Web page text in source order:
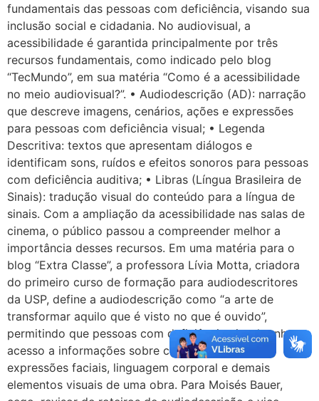
fundamentais das pessoas com deficiência, visando sua
inclusão social e cidadania. No audiovisual, a
acessibilidade é garantida principalmente por três
recursos fundamentais, como indicado pelo blog
“TecMundo”, em sua matéria “Como é a acessibilidade
no meio audiovisual?”. • Audiodescrição (AD): narração
que descreve imagens, cenários, ações e expressões
para pessoas com deficiência visual; • Legenda
Descritiva: textos que apresentam diálogos e
identificam sons, ruídos e efeitos sonoros para pessoas
com deficiência auditiva; • Libras (Língua Brasileira de
Sinais): tradução visual do conteúdo para a língua de
sinais. Com a ampliação da acessibilidade nas salas de
cinema, o público passou a compreender melhor a
importância desses recursos. Em uma matéria para o
blog “Extra Classe”, a professora Lívia Motta, criadora
do primeiro curso de formação para audiodescritores
da USP, define a audiodescrição como “a arte de
transformar aquilo que é visto no que é ouvido”,
permitindo que pessoas com deficiência visual tenham
acesso a informações sobre cenários, figurinos,
expressões faciais, linguagem corporal e demais
elementos visuais de uma obra. Para Moisés Bauer,